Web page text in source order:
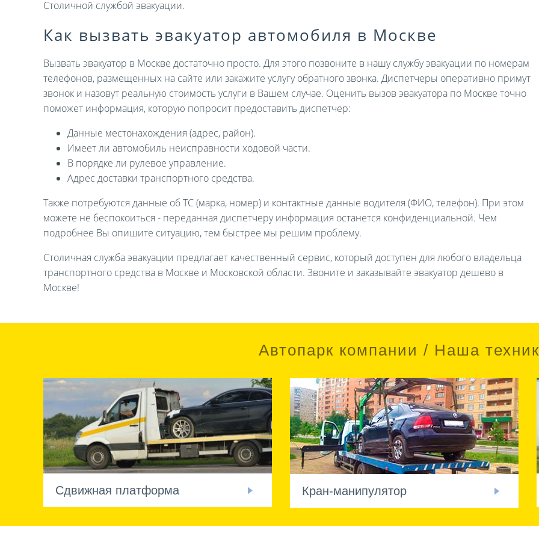
Столичной службой эвакуации.
Как вызвать эвакуатор автомобиля в Москве
Вызвать эвакуатор в Москве достаточно просто. Для этого позвоните в нашу службу эвакуации по номерам
телефонов, размещенных на сайте или закажите услугу обратного звонка. Диспетчеры оперативно примут
звонок и назовут реальную стоимость услуги в Вашем случае. Оценить вызов эвакуатора по Москве точно
поможет информация, которую попросит предоставить диспетчер:
Данные местонахождения (адрес, район).
Имеет ли автомобиль неисправности ходовой части.
В порядке ли рулевое управление.
Адрес доставки транспортного средства.
Также потребуются данные об ТС (марка, номер) и контактные данные водителя (ФИО, телефон). При этом
можете не беспокоиться - переданная диспетчеру информация останется конфиденциальной. Чем
подробнее Вы опишите ситуацию, тем быстрее мы решим проблему.
Столичная служба эвакуации предлагает качественный сервис, который доступен для любого владельца
транспортного средства в Москве и Московской области. Звоните и заказывайте эвакуатор дешево в
Москве!
Автопарк компании / Наша
Сдвижная платформа Кран-манипулятор